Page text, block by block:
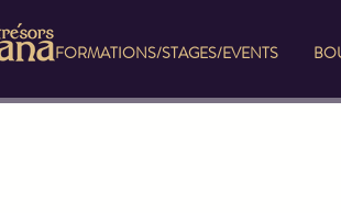
FORMATIONS/STAGES/EVENTS